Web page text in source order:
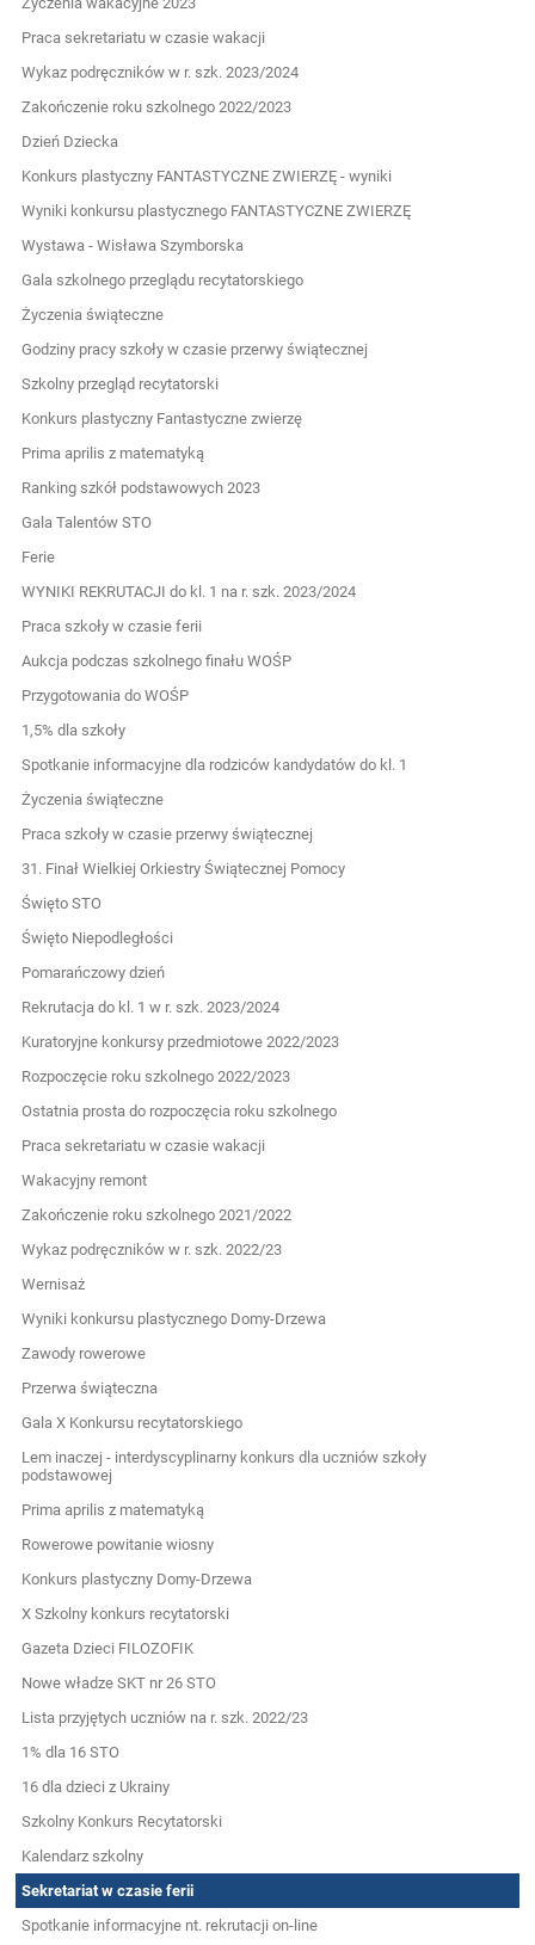
Praca sekretariatu w czasie wakacji
Wykaz podręczników w r. szk. 2023/2024
Zakończenie roku szkolnego 2022/2023
Dzień Dziecka
Konkurs plastyczny FANTASTYCZNE ZWIERZĘ - wyniki
Wyniki konkursu plastycznego FANTASTYCZNE ZWIERZĘ
Wystawa - Wisława Szymborska
Gala szkolnego przeglądu recytatorskiego
Życzenia świąteczne
Godziny pracy szkoły w czasie przerwy świątecznej
Szkolny przegląd recytatorski
Konkurs plastyczny Fantastyczne zwierzę
Prima aprilis z matematyką
Ranking szkół podstawowych 2023
Gala Talentów STO
Ferie
WYNIKI REKRUTACJI do kl. 1 na r. szk. 2023/2024
Praca szkoły w czasie ferii
Aukcja podczas szkolnego finału WOŚP
Przygotowania do WOŚP
1,5% dla szkoły
Spotkanie informacyjne dla rodziców kandydatów do kl. 1
Życzenia świąteczne
Praca szkoły w czasie przerwy świątecznej
31. Finał Wielkiej Orkiestry Świątecznej Pomocy
Święto STO
Święto Niepodległości
Pomarańczowy dzień
Rekrutacja do kl. 1 w r. szk. 2023/2024
Kuratoryjne konkursy przedmiotowe 2022/2023
Rozpoczęcie roku szkolnego 2022/2023
Ostatnia prosta do rozpoczęcia roku szkolnego
Praca sekretariatu w czasie wakacji
Wakacyjny remont
Zakończenie roku szkolnego 2021/2022
Wykaz podręczników w r. szk. 2022/23
Wernisaż
Wyniki konkursu plastycznego Domy-Drzewa
Zawody rowerowe
Przerwa świąteczna
Gala X Konkursu recytatorskiego
Lem inaczej - interdyscyplinarny konkurs dla uczniów szkoły
podstawowej
Prima aprilis z matematyką
Rowerowe powitanie wiosny
Konkurs plastyczny Domy-Drzewa
X Szkolny konkurs recytatorski
Gazeta Dzieci FILOZOFIK
Nowe władze SKT nr 26 STO
Lista przyjętych uczniów na r. szk. 2022/23
1% dla 16 STO
16 dla dzieci z Ukrainy
Szkolny Konkurs Recytatorski
Kalendarz szkolny
Sekretariat w czasie ferii
Spotkanie informacyjne nt. rekrutacji on-line